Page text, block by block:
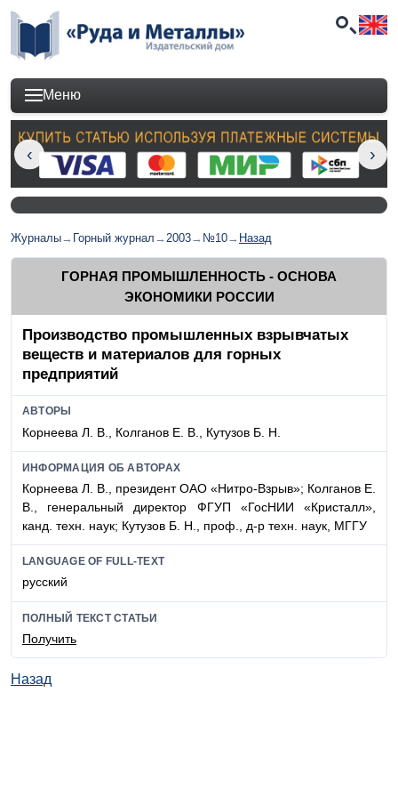
Меню
Журналы→ Горный журнал →2003→ №10→ Назад
ГОРНАЯ ПРОМЫШЛЕННОСТЬ - ОСНОВА
ЭКОНОМИКИ РОССИИ
Производство промышленных взрывчатых
веществ и материалов для горных
предприятий
АВТОРЫ
Корнеева Л. В., Колганов Е. В., Кутузов Б. Н.
ИНФОРМАЦИЯ ОБ АВТОРАХ
Корнеева Л. В., президент ОАО «Нитро-Взрыв»; Колганов Е.
В., генеральный директор ФГУП «ГосНИИ «Кристалл»,
канд. техн. наук; Кутузов Б. Н., проф., д-р техн. наук, МГГУ
LANGUAGE OF FULL-TEXT
русский
ПОЛНЫЙ ТЕКСТ СТАТЬИ
Получить
Назад